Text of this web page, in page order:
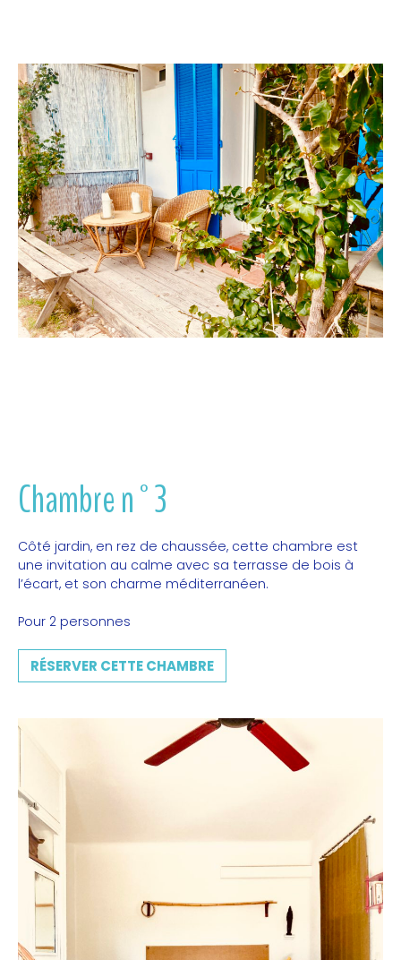
Chambre n°3
Côté jardin, en rez de chaussée, cette chambre est
une invitation au calme avec sa terrasse de bois à
l’écart, et son charme méditerranéen.
Pour 2 personnes
RÉSERVER CETTE CHAMBRE